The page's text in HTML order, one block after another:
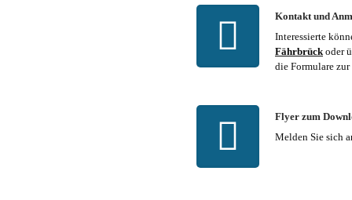
Kontakt und
Interessierte
Fährbrück oder
die Formulare
Flyer zum
Melden Sie sich